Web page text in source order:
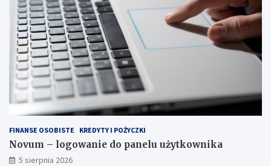
FINANSE OSOBISTE KREDYTY I POŻYCZKI
Novum – logowanie do panelu użytkownika
5 sierpnia 2026